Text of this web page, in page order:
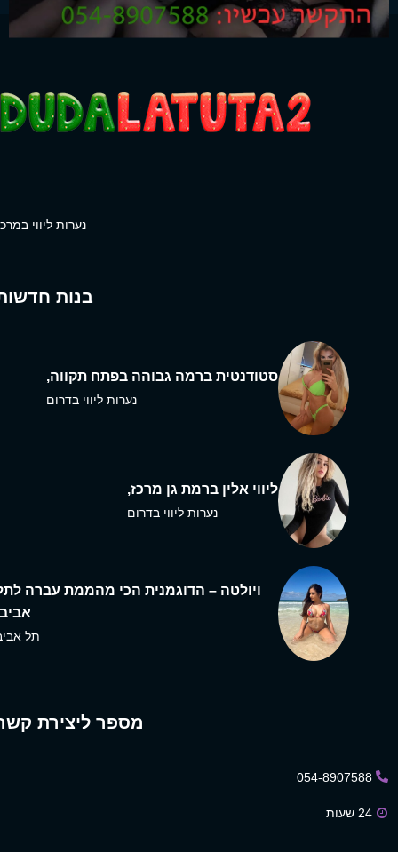
נערות ליווי
בנות
סטודנטית ברמה גבוהה בפתח תקווה,
נערות ליווי בדרום
ליווי אלין ברמת גן מרכז,
נערות ליווי בדרום
ויולטה – הדוגמנית הכי מהממת עברה
תל
מספר ליצירת
054-8907588
24 שעות